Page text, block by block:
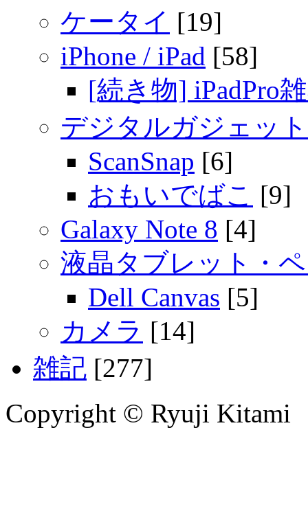
ケータイ [19]
iPhone / iPad [58]
[続き物] iPadPro
デジタルガジェット
ScanSnap [6]
おもいでばこ [9]
Galaxy Note 8 [4]
液晶タブレット・
Dell Canvas [5]
カメラ [14]
雑記 [277]
Copyright © Ryuji Kitami